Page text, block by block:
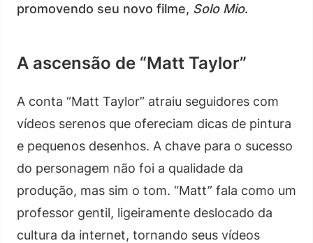
promovendo seu novo filme, Solo Mio.
A ascensão de “Matt Taylor”
A conta “Matt Taylor” atraiu seguidores com
vídeos serenos que ofereciam dicas de pintura
e pequenos desenhos. A chave para o sucesso
do personagem não foi a qualidade da
produção, mas sim o tom. “Matt” fala como um
professor gentil, ligeiramente deslocado da
cultura da internet, tornando seus vídeos